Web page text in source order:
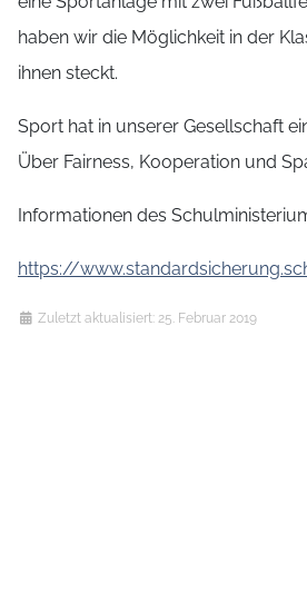
haben wir die Möglichkeit in der
ihnen steckt.
Sport hat in unserer Gesellschaft
Über Fairness, Kooperation und
Informationen des
https://
Details
Zuletzt aktualisiert: 25. Februar 2019